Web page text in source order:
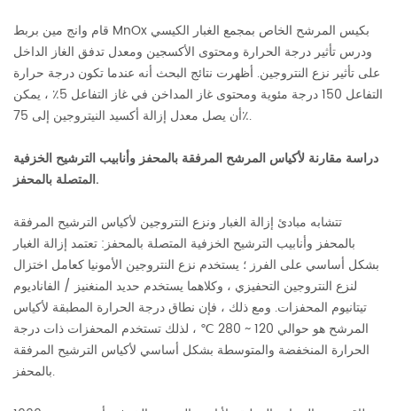
قام وانج مين بربط MnOx بكيس المرشح الخاص بمجمع الغبار الكيسي
ودرس تأثير درجة الحرارة ومحتوى الأكسجين ومعدل تدفق الغاز الداخل
على تأثير نزع النتروجين. أظهرت نتائج البحث أنه عندما تكون درجة حرارة
التفاعل 150 درجة مئوية ومحتوى غاز المداخن في غاز التفاعل 5٪ ، يمكن
أن يصل معدل إزالة أكسيد النيتروجين إلى 75٪.
دراسة مقارنة لأكياس المرشح المرفقة بالمحفز وأنابيب الترشيح الخزفية
المتصلة بالمحفز.
تتشابه مبادئ إزالة الغبار ونزع النتروجين لأكياس الترشيح المرفقة
بالمحفز وأنابيب الترشيح الخزفية المتصلة بالمحفز: تعتمد إزالة الغبار
بشكل أساسي على الفرز ؛ يستخدم نزع النتروجين الأمونيا كعامل اختزال
لنزع النتروجين التحفيزي ، وكلاهما يستخدم حديد المنغنيز / الفاناديوم
تيتانيوم المحفزات. ومع ذلك ، فإن نطاق درجة الحرارة المطبقة لأكياس
المرشح هو حوالي 120 ~ 280 ℃ ، لذلك تستخدم المحفزات ذات درجة
الحرارة المنخفضة والمتوسطة بشكل أساسي لأكياس الترشيح المرفقة
بالمحفز.